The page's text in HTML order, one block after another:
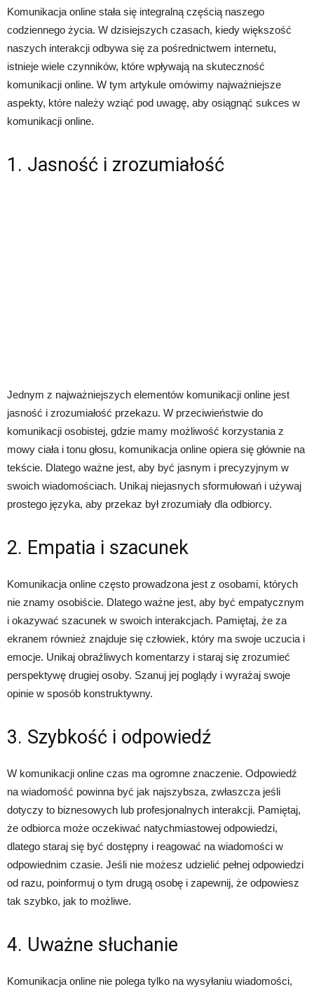
Komunikacja online stała się integralną częścią naszego
codziennego życia. W dzisiejszych czasach, kiedy większość
naszych interakcji odbywa się za pośrednictwem internetu,
istnieje wiele czynników, które wpływają na skuteczność
komunikacji online. W tym artykule omówimy najważniejsze
aspekty, które należy wziąć pod uwagę, aby osiągnąć sukces w
komunikacji online.
1. Jasność i zrozumiałość
Jednym z najważniejszych elementów komunikacji online jest
jasność i zrozumiałość przekazu. W przeciwieństwie do
komunikacji osobistej, gdzie mamy możliwość korzystania z
mowy ciała i tonu głosu, komunikacja online opiera się głównie na
tekście. Dlatego ważne jest, aby być jasnym i precyzyjnym w
swoich wiadomościach. Unikaj niejasnych sformułowań i używaj
prostego języka, aby przekaz był zrozumiały dla odbiorcy.
2. Empatia i szacunek
Komunikacja online często prowadzona jest z osobami, których
nie znamy osobiście. Dlatego ważne jest, aby być empatycznym
i okazywać szacunek w swoich interakcjach. Pamiętaj, że za
ekranem również znajduje się człowiek, który ma swoje uczucia i
emocje. Unikaj obraźliwych komentarzy i staraj się zrozumieć
perspektywę drugiej osoby. Szanuj jej poglądy i wyrażaj swoje
opinie w sposób konstruktywny.
3. Szybkość i odpowiedź
W komunikacji online czas ma ogromne znaczenie. Odpowiedź
na wiadomość powinna być jak najszybsza, zwłaszcza jeśli
dotyczy to biznesowych lub profesjonalnych interakcji. Pamiętaj,
że odbiorca może oczekiwać natychmiastowej odpowiedzi,
dlatego staraj się być dostępny i reagować na wiadomości w
odpowiednim czasie. Jeśli nie możesz udzielić pełnej odpowiedzi
od razu, poinformuj o tym drugą osobę i zapewnij, że odpowiesz
tak szybko, jak to możliwe.
4. Uważne słuchanie
Komunikacja online nie polega tylko na wysyłaniu wiadomości,